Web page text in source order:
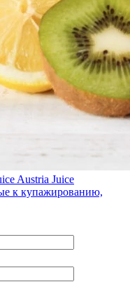
Austria Juice
к купажированию,